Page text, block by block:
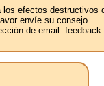
los efectos destructivos
envíe su consejo
de email: feedback